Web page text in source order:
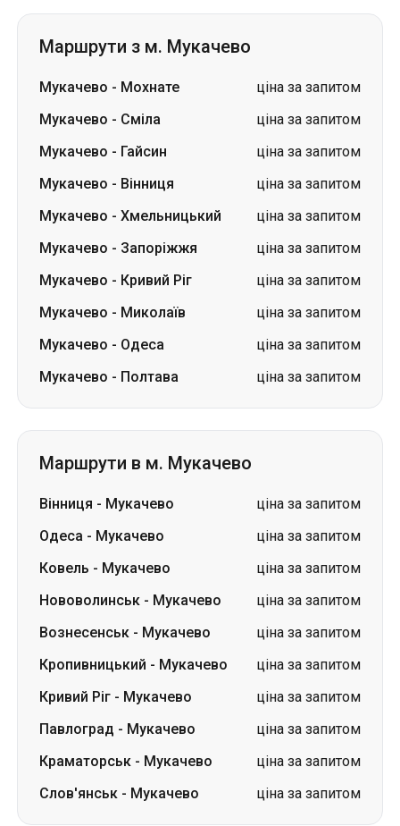
Маршрути з м. Мукачево
Мукачево - Мохнате
ціна за запитом
Мукачево - Сміла
ціна за запитом
Мукачево - Гайсин
ціна за запитом
Мукачево - Вінниця
ціна за запитом
Мукачево - Хмельницький
ціна за запитом
Мукачево - Запоріжжя
ціна за запитом
Мукачево - Кривий Ріг
ціна за запитом
Мукачево - Миколаїв
ціна за запитом
Мукачево - Одеса
ціна за запитом
Мукачево - Полтава ціна за запитом
Маршрути в м. Мукачево
Вінниця - Мукачево
ціна за запитом
Одеса - Мукачево
ціна за запитом
Ковель - Мукачево
ціна за запитом
Нововолинськ - Мукачево
ціна за запитом
Вознесенськ - Мукачево
ціна за запитом
Кропивницький - Мукачево
ціна за запитом
Кривий Ріг - Мукачево
ціна за запитом
Павлоград - Мукачево
ціна за запитом
Краматорськ - Мукачево
ціна за запитом
Слов'янськ - Мукачево ціна за запитом